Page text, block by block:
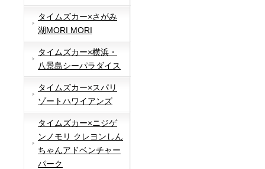
タイムズカー×さがみ
湖MORI MORI
タイムズカー×横浜・
八景島シーパラダイス
タイムズカー×スパリ
ゾートハワイアンズ
タイムズカー×ニジゲ
ンノモリ クレヨンしん
ちゃんアドベンチャー
パーク